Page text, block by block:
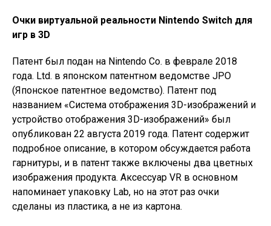
Очки виртуальной реальности Nintendo Switch для
игр в 3D
Патент был подан на Nintendo Co. в феврале 2018
года. Ltd. в японском патентном ведомстве JPO
(Японское патентное ведомство). Патент под
названием «Система отображения 3D-изображений и
устройство отображения 3D-изображений» был
опубликован 22 августа 2019 года. Патент содержит
подробное описание, в котором обсуждается работа
гарнитуры, и в патент также включены два цветных
изображения продукта. Аксессуар VR в основном
напоминает упаковку Lab, но на этот раз очки
сделаны из пластика, а не из картона.